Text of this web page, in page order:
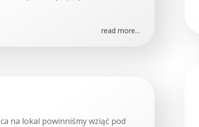
read more...
na lokal powinniśmy wziąć pod